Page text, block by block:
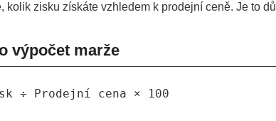
kolik zisku získáte vzhledem k prodejní ceně. Je to
výpočet marže
÷ Prodejní cena × 100